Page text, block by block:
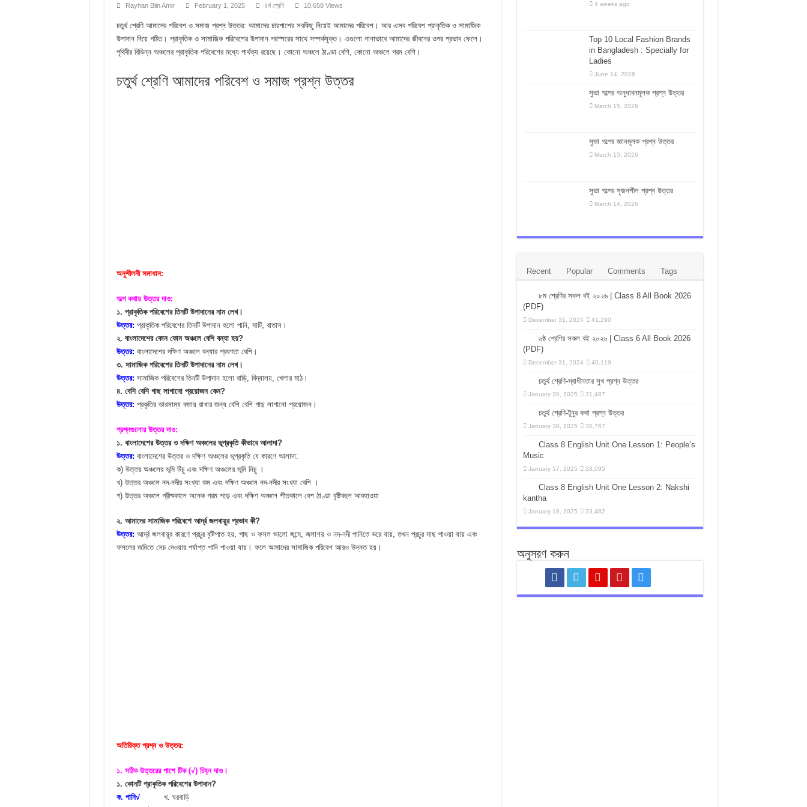
ফুলের বিবাহ গল্পের অনুধাবনমূলক প্রশ্ন উত্তর
ফুলের বিবাহ গল্পের জ্ঞানমূলক প্রশ্ন উত্তর
ফুলের বিবাহ গল্পের সৃজনশীল প্রশ্ন উত্তর
Rayhan Biin Amir February 1, 2025 ৪র্থ শ্রেণি 10,658 Views
চতুর্থ শ্রেণি আমাদের পরিবেশ ও সমাজ প্রশ্ন উত্তর: আমাদের চারপাশের সবকিছু নিয়েই আমাদের পরিবেশ। আর এসব পরিবেশ প্রাকৃতিক ও সামাজিক
উপাদান নিয়ে গঠিত। প্রাকৃতিক ও সামাজিক পরিবেশের উপাদান পরস্পরের সাথে সম্পর্কযুক্ত। এগুলো নানাভাবে আমাদের জীবনের ওপর প্রভাব ফেলে।
পৃথিবীর বিভিন্ন অঞ্চলের প্রাকৃতিক পরিবেশের মধ্যে পার্থক্য রয়েছে। কোনো অঞ্চলে ঠাণ্ডা বেশি, কোনো অঞ্চলে গরম বেশি।
চতুর্থ শ্রেণি আমাদের পরিবেশ ও সমাজ প্রশ্ন উত্তর
অনুশীলনী সমাধান:
অল্প কথায় উত্তর দাও:
১. প্রাকৃতিক পরিবেশের তিনটি উপাদানের নাম লেখ।
উত্তর: প্রাকৃতিক পরিবেশের তিনটি উপাদান হলো পানি, মাটি, বাতাস।
২. বাংলাদেশের কোন কোন অঞ্চলে বেশি বন্যা হয়?
উত্তর: বাংলাদেশের দক্ষিণ অঞ্চলে বন্যার প্রবণতা বেশি।
৩. সামাজিক পরিবেশের তিনটি উপাদানের নাম লেখ।
উত্তর: সামাজিক পরিবেশের তিনটি উপাদান হলো বাড়ি, বিদ্যালয়, খেলার মাঠ।
৪. বেশি বেশি গাছ লাগানো প্রয়োজন কেন?
উত্তর: প্রকৃতির ভারসাম্য বজায় রাখার জন্য বেশি বেশি গাছ লাগানো প্রয়োজন।
প্রশ্নগুলোর উত্তর দাও:
১. বাংলাদেশের উত্তর ও দক্ষিণ অঞ্চলের ভূপ্রকৃতি কীভাবে আলাদা?
উত্তর: বাংলাদেশের উত্তর ও দক্ষিণ অঞ্চলের ভূপ্রকৃতি যে কারণে আলাদা:
ক) উত্তর অঞ্চলের ভূমি উঁচু এবং দক্ষিণ অঞ্চলের ভূমি নিচু ।
খ) উত্তর অঞ্চলে নদ-নদীর সংখ্যা কম এবং দক্ষিণ অঞ্চলে নদ-নদীর সংখ্যা বেশি ।
গ) উত্তর অঞ্চলে গ্রীষ্মকালে অনেক গরম পড়ে এবং দক্ষিণ অঞ্চলে শীতকালে বেশ ঠাণ্ডা বৃষ্টিবহুল আবহাওয়া
২. আমাদের সামাজিক পরিবেশে আর্দ্র জলবায়ুর প্রভাব কী?
উত্তর: আর্দ্র জলবায়ুর কারণে প্রচুর বৃষ্টিপাত হয়, গাছ ও ফসল ভালো জন্মে, জলাশয় ও নদ-নদী পানিতে ভরে যায়, তখন প্রচুর মাছ পাওয়া যায় এবং
ফসলের জমিতে সেচ দেওয়ার পর্যাপ্ত পানি পাওয়া যায়। ফলে আমাদের সামাজিক পরিবেশ আরও উন্নত হয়।
অতিরিক্ত প্রশ্ন ও উত্তর:
১. সঠিক উত্তরের পাশে টিক (√) চিহ্ন দাও।
১. কোনটি প্রাকৃতিক পরিবেশের উপাদান?
ক. পানি√খ. ঘরবাড়ি
4 weeks ago
Top 10 Local Fashion Brands
in Bangladesh : Specially for
Ladies
June 14, 2026
সুভা গল্পের অনুধাবনমূলক প্রশ্ন উত্তর
March 15, 2026
সুভা গল্পের জ্ঞানমূলক প্রশ্ন উত্তর
March 15, 2026
সুভা গল্পের সৃজনশীল প্রশ্ন উত্তর
March 14, 2026
Recent Popular Comments Tags
৮ম শ্রেণির সকল বই ২০২৬ | Class 8 All Book 2026
(PDF)
December 31, 2024 41,290
৬ষ্ঠ শ্রেণির সকল বই ২০২৬ | Class 6 All Book 2026
(PDF)
December 31, 2024 40,119
চতুর্থ শ্রেণি-স্বাধীনতার সুখ প্রশ্ন উত্তর
January 30, 2025 31,487
চতুর্থ শ্রেণি-টুনুর কথা প্রশ্ন উত্তর
January 30, 2025 30,767
Class 8 English Unit One Lesson 1: People’s
Music
January 17, 2025 28,095
Class 8 English Unit One Lesson 2: Nakshi
kantha
January 18, 2025 23,482
অনুসরণ করুন